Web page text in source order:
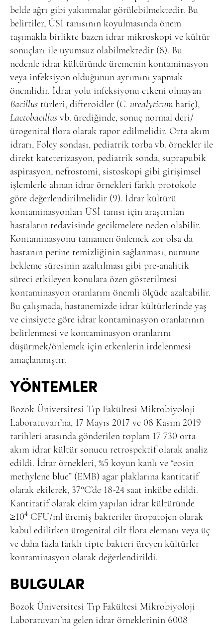
belde ağrı gibi yakınmalar görülebilmektedir. Bu
belirtiler, ÜSİ tanısının koyulmasında önem
taşımakla birlikte bazen idrar mikroskopi ve kültür
sonuçları ile uyumsuz olabilmektedir (8). Bu
nedenle idrar kültüründe üremenin kontaminasyon
veya infeksiyon olduğunun ayrımını yapmak
önemlidir. İdrar yolu infeksiyonu etkeni olmayan
Bacillus türleri, difteroidler (C. urealyticum hariç),
Lactobacillus vb. ürediğinde, sonuç normal deri/
ürogenital flora olarak rapor edilmelidir. Orta akım
idrarı, Foley sondası, pediatrik torba vb. örnekler ile
direkt kateterizasyon, pediatrik sonda, suprapubik
aspirasyon, nefrostomi, sistoskopi gibi girişimsel
işlemlerle alınan idrar örnekleri farklı protokole
göre değerlendirilmelidir (9). İdrar kültürü
kontaminasyonları ÜSİ tanısı için araştırılan
hastaların tedavisinde gecikmelere neden olabilir.
Kontaminasyonu tamamen önlemek zor olsa da
hastanın perine temizliğinin sağlanması, numune
bekleme süresinin azaltılması gibi pre-analitik
süreci etkileyen konulara özen gösterilmesi
kontaminasyon oranlarını önemli ölçüde azaltabilir.
Bu çalışmada, hastanemizde idrar kültürlerinde yaş
ve cinsiyete göre idrar kontaminasyon oranlarının
belirlenmesi ve kontaminasyon oranlarını
düşürmek/önlemek için etkenlerin irdelenmesi
amaçlanmıştır.
YÖNTEMLER
Bozok Üniversitesi Tıp Fakültesi Mikrobiyoloji
Laboratuvarı’na, 17 Mayıs 2017 ve 08 Kasım 2019
tarihleri arasında gönderilen toplam 17 730 orta
akım idrar kültür sonucu retrospektif olarak analiz
edildi. İdrar örnekleri, %5 koyun kanlı ve “eosin
methylene blue” (EMB) agar plaklarına kantitatif
olarak ekilerek, 37°C’de 18-24 saat inkübe edildi.
Kantitatif olarak ekim yapılan idrar kültüründe
≥104 CFU/ml üremiş bakteriler üropatojen olarak
kabul edilirken ürogenital cilt flora elemanı veya üç
ve daha fazla farklı tipte bakteri üreyen kültürler
kontaminasyon olarak değerlendirildi.
BULGULAR
Bozok Üniversitesi Tıp Fakültesi Mikrobiyoloji
Laboratuvarı’na gelen idrar örneklerinin 6008